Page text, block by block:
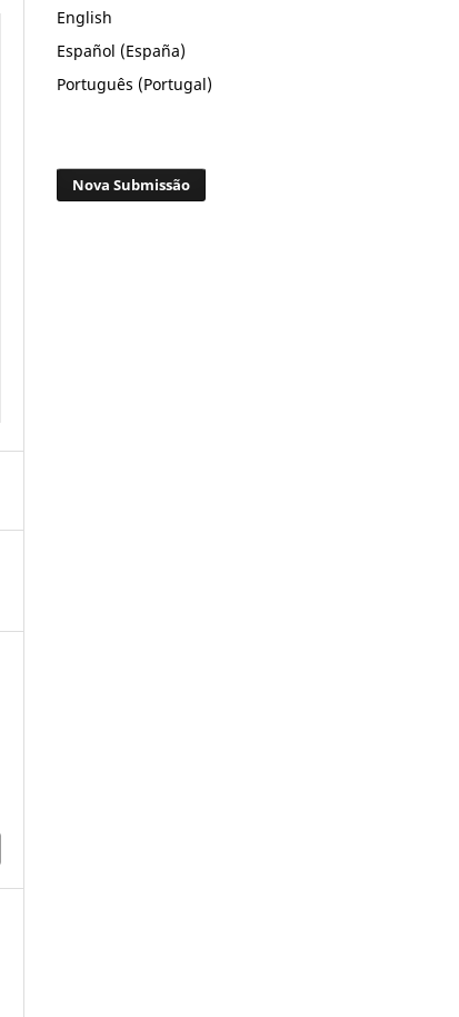
English
Español (España)
Português (Portugal)
Nova Submissão